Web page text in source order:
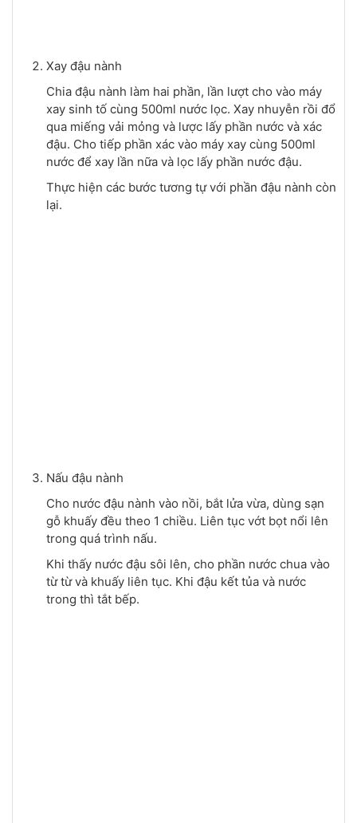
Xay đậu nành
Chia đậu nành làm hai phần, lần lượt cho vào máy
xay sinh tố cùng 500ml nước lọc. Xay nhuyễn rồi đổ
qua miếng vải mỏng và lược lấy phần nước và xác
đậu. Cho tiếp phần xác vào máy xay cùng 500ml
nước để xay lần nữa và lọc lấy phần nước đậu.
Thực hiện các bước tương tự với phần đậu nành còn
lại.
Nấu đậu nành
Cho nước đậu nành vào nồi, bắt lửa vừa, dùng sạn
gỗ khuấy đều theo 1 chiều. Liên tục vớt bọt nổi lên
trong quá trình nấu.
Khi thấy nước đậu sôi lên, cho phần nước chua vào
từ từ và khuấy liên tục. Khi đậu kết tủa và nước
trong thì tắt bếp.